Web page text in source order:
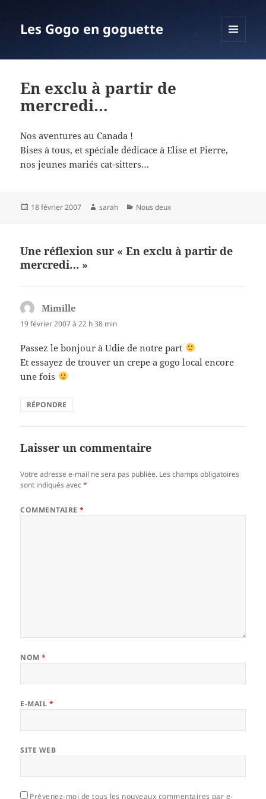
Les Gogo en goguette
En exclu à partir de
mercredi…
Nos aventures au Canada !
Bises à tous, et spéciale dédicace à Elise et Pierre,
nos jeunes mariés cat-sitters…
Publié
18 février 2007 Auteur
sarah Catégories
Nous deux
Une réflexion sur « En exclu à partir de
mercredi… »
Mimille
19 février 2007 à 22 h 38 min
Passez le bonjour à Udie de notre part
Et essayez de trouver un crepe a gogo local encore
une fois
RÉPONDRE
Laisser un commentaire
Votre adresse e-mail ne sera pas publiée. Les champs obligatoires
sont indiqués avec*
COMMENTAIRE*
NOM*
E-MAIL *
SITE WEB
Prévenez-moi de tous les nouveaux commentaires par e-